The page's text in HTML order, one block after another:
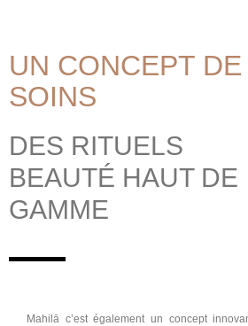
UN CONCEPT DE
SOINS
DES RITUELS
BEAUTÉ HAUT DE
GAMME
Mahilā c’est également un concept